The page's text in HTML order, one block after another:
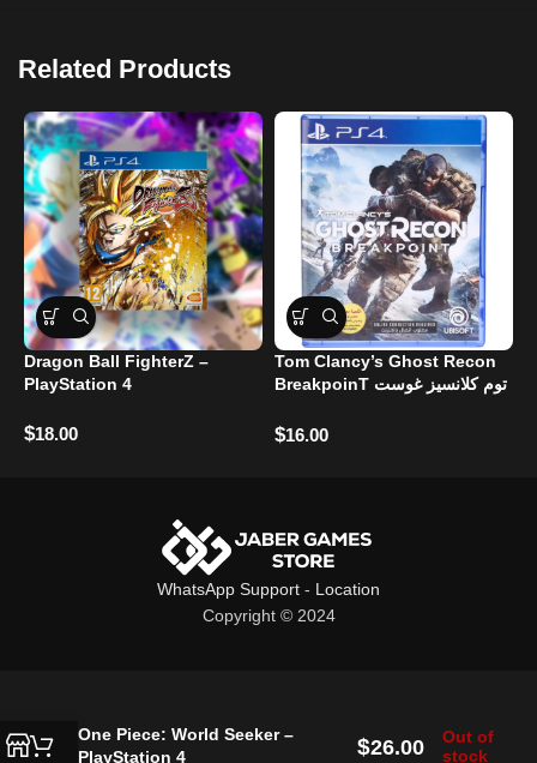
Related Products
Dragon Ball FighterZ –
PlayStation 4
$18.00
Tom Clancy’s Ghost Recon
BreakpoinT توم كلانسيز غوست
$16.00
WhatsApp Support - Location
Copyright © 2024
One Piece: World Seeker –
PlayStation 4
$26.00
Out of
stock